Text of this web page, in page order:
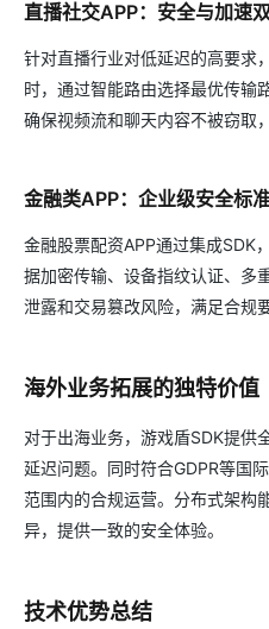
直播社交APP：安全与加速
针对直播行业对低延迟的高要求
时，通过智能路由选择最优传输
确保视频流和聊天内容不被窃取
金融类APP：企业级安全标
金融股票配资APP通过集成SDK
据加密传输、设备指纹认证、多
泄露和交易篡改风险，满足合规要
海外业务拓展的独特价值
对于出海业务，游戏盾SDK提供
延迟问题。同时符合GDPR等国
范围内的合规运营。分布式架构
异，提供一致的安全体验。
技术优势总结